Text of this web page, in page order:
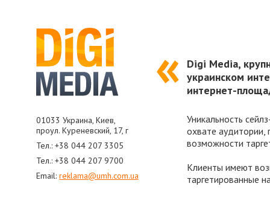
01033 Украина, Киев,
проул. Куреневский, 17, г
Тел.: +38 044 207 3305
Тел.: +38 044 207 9700
Email: reklama@umh.com.ua
Digi Media,
украинском
интернет-
Уникальность
охвате
возможности
Клиенты имеют
таргетированные